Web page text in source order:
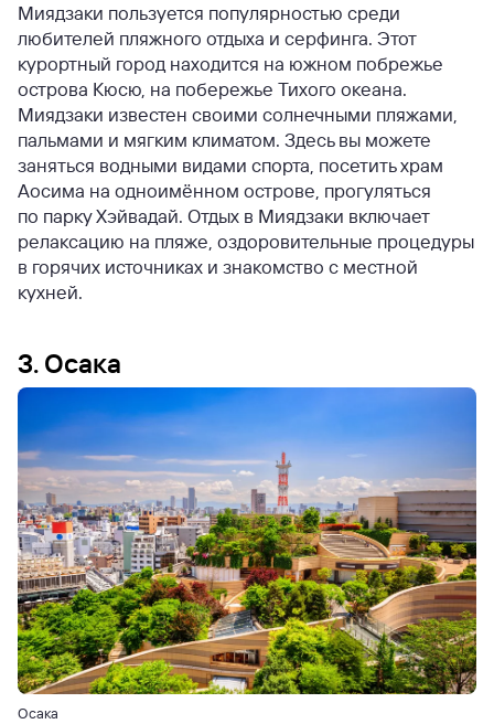
Миядзаки пользуется популярностью среди
любителей пляжного отдыха и серфинга. Этот
курортный город находится на южном побрежье
острова Кюсю, на побережье Тихого океана.
Миядзаки известен своими солнечными пляжами,
пальмами и мягким климатом. Здесь вы можете
заняться водными видами спорта, посетить храм
Аосима на одноимённом острове, прогуляться
по парку Хэйвадай. Отдых в Миядзаки включает
релаксацию на пляже, оздоровительные процедуры
в горячих источниках и знакомство с местной
кухней.
3. Осака
Осака